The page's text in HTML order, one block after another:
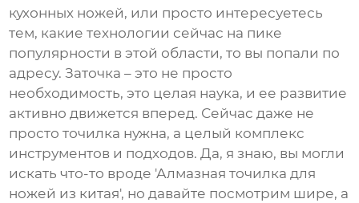
кухонных ножей, или просто интересуетесь
тем, какие технологии сейчас на пике
популярности в этой области, то вы попали по
адресу. Заточка – это не просто
необходимость, это целая наука, и ее развитие
активно движется вперед. Сейчас даже не
просто точилка нужна, а целый комплекс
инструментов и подходов. Да, я знаю, вы могли
искать что-то вроде 'Алмазная точилка для
ножей из китая', но давайте посмотрим шире, а